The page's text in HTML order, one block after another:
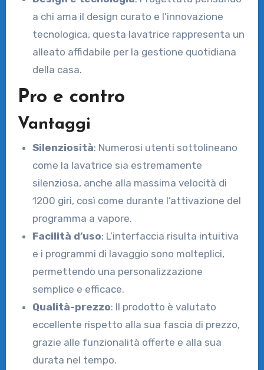
a chi ama il design curato e l’innovazione
tecnologica, questa lavatrice rappresenta un
alleato affidabile per la gestione quotidiana
della casa.
Pro e contro
Vantaggi
Silenziosità: Numerosi utenti sottolineano
come la lavatrice sia estremamente
silenziosa, anche alla massima velocità di
1200 giri, così come durante l’attivazione del
programma a vapore.
Facilità d’uso: L’interfaccia risulta intuitiva
e i programmi di lavaggio sono molteplici,
permettendo una personalizzazione
semplice e efficace.
Qualità-prezzo: Il prodotto è valutato
eccellente rispetto alla sua fascia di prezzo,
grazie alle funzionalità offerte e alla sua
durata nel tempo.